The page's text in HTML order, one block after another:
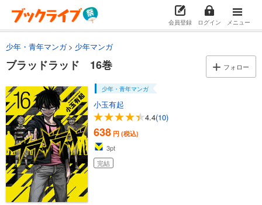
会員登録 ログイン メニュー
少年・青年マンガ 少年マンガ
ブラッドラッド 16巻 フォロー
少年・青年マンガ
小玉有起
4.4(10)
638 円 (税込)
3pt
完結
ブラッドラッド 4巻
616円 (税込)
完結
試し読み
ブラッドラッド 5巻
616円 (税込)
完結
あらすじを表示する
ブラッドラッド 6巻
616
円 (税込)